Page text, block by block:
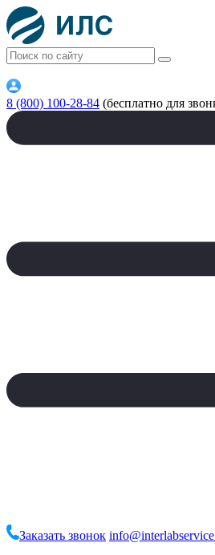
8 (800) 100-28-84 (бесплатно для
Заказать звонок